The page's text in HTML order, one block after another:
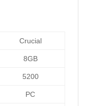
Crucial
8GB
5200
PC